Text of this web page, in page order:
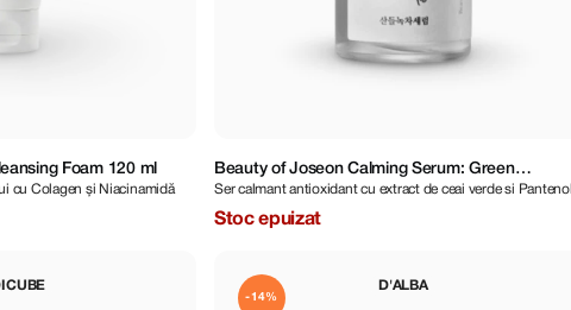
Foam 120 ml
cu Colagen și Niacinamidă
Beauty of Joseon Calming Serum: Green
Tea + Panthenol 30 ml
Ser calmant antioxidant cu extract de ceai verde si Pantenol
Stoc epuizat
D'ALBA
-14%